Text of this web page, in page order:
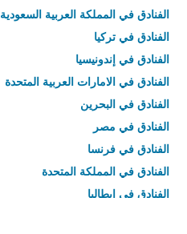
الفنادق في المملكة العربية السعودية
الفنادق في تركيا
الفنادق في إندونيسيا
الفنادق في الامارات العربية المتحدة
الفنادق في البحرين
الفنادق في مصر
الفنادق في فرنسا
الفنادق في المملكة المتحدة
الفنادق في إيطاليا